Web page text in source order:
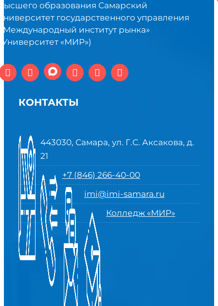
образования Самарский
государственного управления
институт рынка»
«МИР»)
КОНТАКТЫ
443030, Самара, ул. Г.С. Аксакова, д.
21
+7 (846) 266-40-00
imi@imi-samara.ru
Колледж «МИР»